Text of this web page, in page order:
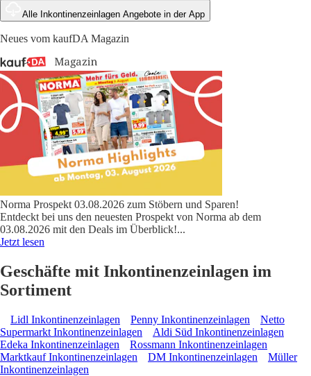
Alle Inkontinenzeinlagen Angebote in der App
Neues vom kaufDA Magazin
Norma Prospekt 03.08.2026 zum Stöbern und Sparen!
Entdeckt bei uns den neuesten Prospekt von Norma ab dem
03.08.2026 mit den Deals im Überblick!...
Jetzt lesen
Geschäfte mit Inkontinenzeinlagen im
Sortiment
Lidl Inkontinenzeinlagen Penny Inkontinenzeinlagen
Netto
Supermarkt Inkontinenzeinlagen
Aldi Süd Inkontinenzeinlagen
Edeka Inkontinenzeinlagen
Rossmann Inkontinenzeinlagen
Marktkauf Inkontinenzeinlagen
DM Inkontinenzeinlagen
Müller
Inkontinenzeinlagen